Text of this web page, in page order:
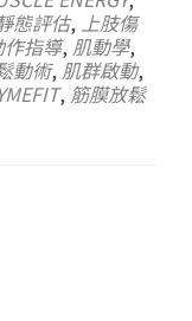
態評估, 上肢傷
作指導, 肌動學,
動術, 肌群啟動,
, 筋膜放鬆